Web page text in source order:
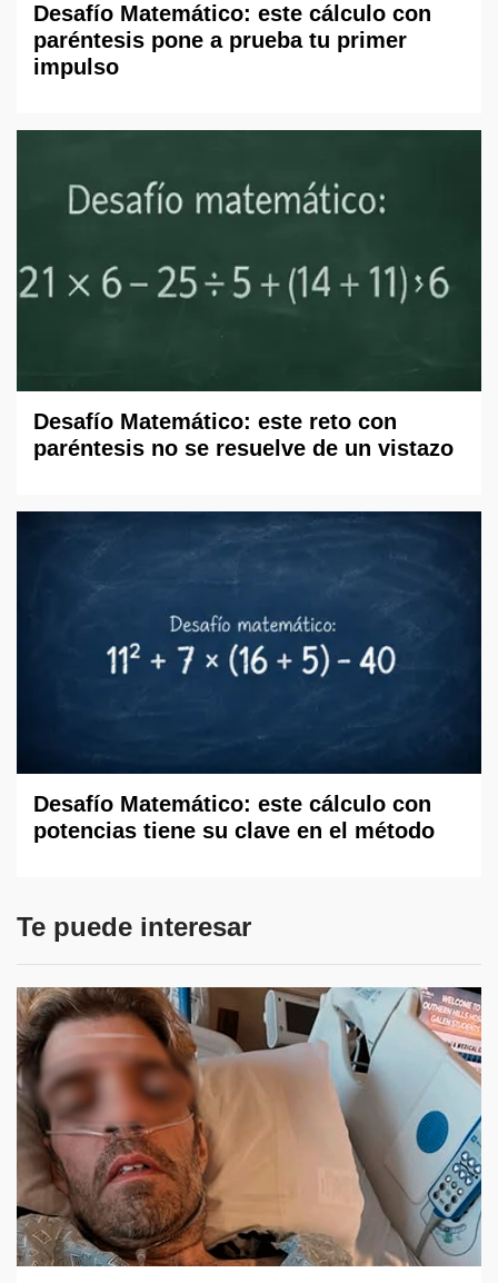
Desafío Matemático: este cálculo con
paréntesis pone a prueba tu primer
impulso
Desafío Matemático: este reto con
paréntesis no se resuelve de un vistazo
Desafío Matemático: este cálculo con
potencias tiene su clave en el método
Te puede interesar